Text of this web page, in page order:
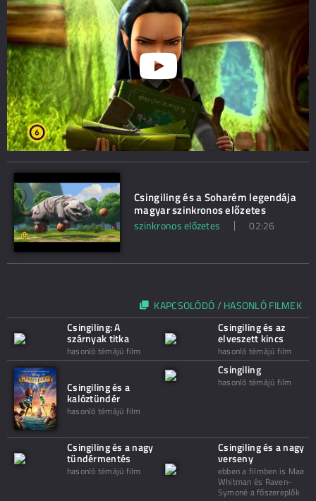
Csingiling és a Soharém legendája
magyar szinkronos előzetes
szinkronos előzetes 02:26
KAPCSOLÓDÓ / HASONLÓ FILMEK
Csingiling: A
szárnyak titka
hasonló témájú film
Csingiling és az
elveszett kincs
hasonló témájú film
Csingiling és a
kalóztündér
hasonló témájú film
Csingiling
hasonló témájú film
Csingiling és a nagy
tündérmentés
hasonló témájú film
Csingiling és a nagy
verseny
ebben a filmben is Mae
Whitman és Raven-
Symoné a főszereplők